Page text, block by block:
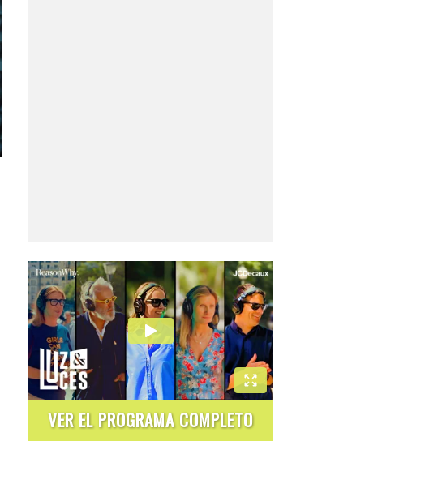
VER EL PROGRAMA COMPLETO